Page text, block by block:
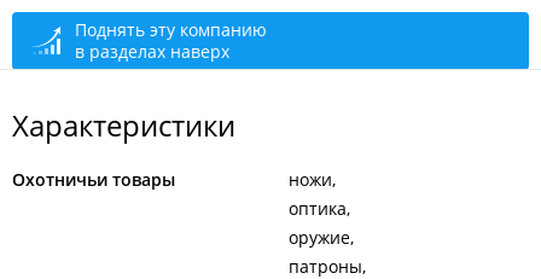
открыто: 09:00–18:00
Поднять эту компанию
в разделах наверх
Характеристики
Охотничьи товары
ножи
оптика
оружие
патроны